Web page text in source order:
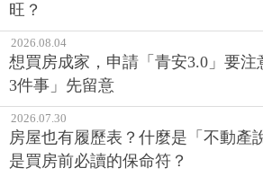
旺？
2026.08.04
想買房成家，申請「青安3.0」要
3件事」先留意
2026.07.30
房屋也有履歷表？什麼是「不動產
是買房前必讀的保命符？